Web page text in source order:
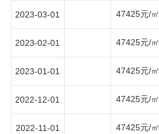
2023-03-01 47425元/㎡
2023-02-01 47425元/㎡
2023-01-01 47425元/㎡
2022-12-01 47425元/㎡
2022-11-01 47425元/㎡